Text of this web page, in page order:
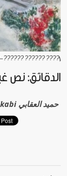
??????? ???? ?????]
الدقائق: نص
Hamid Al-Ikabi حميد العقابي